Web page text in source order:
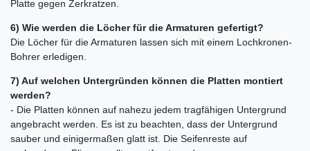
Platte gegen Zerkratzen.
6) Wie werden die Löcher für die Armaturen gefertigt?
Die Löcher für die Armaturen lassen sich mit einem Lochkronen-
Bohrer erledigen.
7) Auf welchen Untergründen können die Platten montiert
werden?
- Die Platten können auf nahezu jedem tragfähigen Untergrund
angebracht werden. Es ist zu beachten, dass der Untergrund
sauber und einigermaßen glatt ist. Die Seifenreste auf